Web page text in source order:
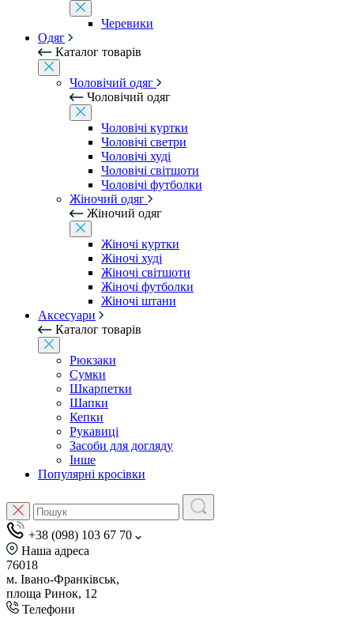
Черевики
Одяг
Каталог товарів
Чоловічий одяг
Чоловічий одяг
Чоловічі куртки
Чоловічі светри
Чоловічі худі
Чоловічі світшоти
Чоловічі футболки
Жіночий одяг
Жіночий одяг
Жіночі куртки
Жіночі худі
Жіночі світшоти
Жіночі футболки
Жіночі штани
Аксесуари
Каталог товарів
Рюкзаки
Сумки
Шкарпетки
Шапки
Кепки
Рукавиці
Засоби для догляду
Інше
Популярні кросівки
+38 (098) 103 67 70
Наша адреса
76018
м. Івано-Франківськ,
площа Ринок, 12
Телефони